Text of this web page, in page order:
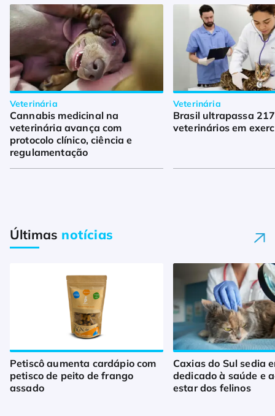
Veterinária
Cannabis medicinal na
veterinária avança com
protocolo clínico, ciência e
regulamentação
Veterinária
Brasil ultrapassa
veterinários em
Últimas notícias
Petiscô aumenta cardápio com
petisco de peito de frango
assado
Caxias do Sul sedia
dedicado à saúde e
estar dos felinos